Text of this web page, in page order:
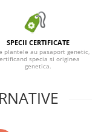
SPECII CERTIFICATE
plantele au pasaport genetic,
specia si originea
genetica.